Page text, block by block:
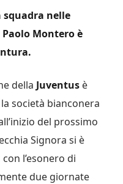
squadra nelle
Montero è
della Juventus è
società bianconera
del prossimo
Signora si è
l’esonero di
due giornate